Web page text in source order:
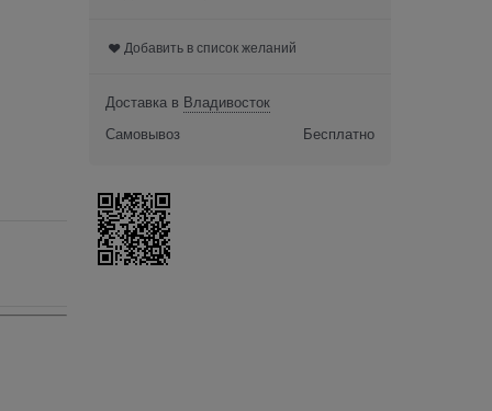
Добавить в список желаний
Доставка в Владивосток
Самовывоз
Бесплатно